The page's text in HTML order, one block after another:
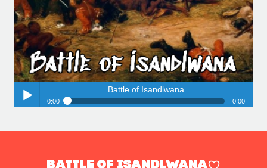
Battle of Isandlwana
Battle of Isandlwana
0:00 0:00